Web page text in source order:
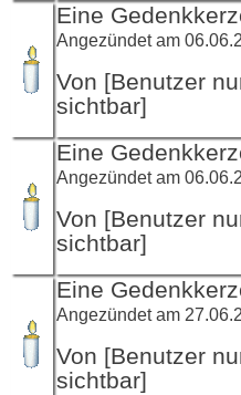
Eine
Angezündet am
Von [Benutzer
sichtbar]
Eine
Angezündet am
Von [Benutzer
sichtbar]
Eine
Angezündet am
Von [Benutzer
sichtbar]